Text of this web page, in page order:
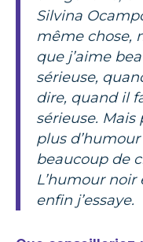
Silvina
même chose,
que j’aime
sérieuse,
dire, quand il
sérieuse. Mais
plus
beaucoup de
L’humour noir
enfin j’essaye.